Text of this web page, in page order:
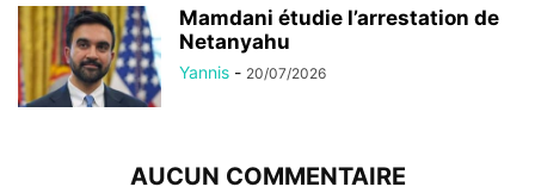
Mamdani étudie l’arrestation de
Netanyahu
Yannis - 20/07/2026
AUCUN COMMENTAIRE